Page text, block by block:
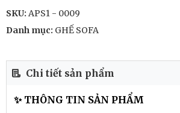
SKU: APS1 - 0009
Danh mục: GHẾ SOFA
Chi tiết sản phẩm
✨ THÔNG TIN SẢN PHẨM